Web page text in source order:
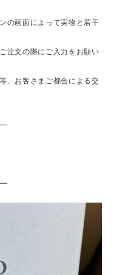
の画面によって実物と若干
注文の際にご入力をお願い
、お客さまご都合による交